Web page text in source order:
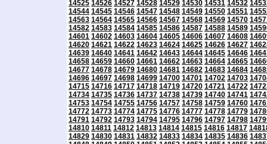
14525 14526 14527 14528 14529 14530 14531 14532
14544 14545 14546 14547 14548 14549 14550 14551
14563 14564 14565 14566 14567 14568 14569 14570
14582 14583 14584 14585 14586 14587 14588 14589
14601 14602 14603 14604 14605 14606 14607 14608
14620 14621 14622 14623 14624 14625 14626 14627
14639 14640 14641 14642 14643 14644 14645 14646
14658 14659 14660 14661 14662 14663 14664 14665
14677 14678 14679 14680 14681 14682 14683 14684
14696 14697 14698 14699 14700 14701 14702 14703
14715 14716 14717 14718 14719 14720 14721 14722
14734 14735 14736 14737 14738 14739 14740 14741
14753 14754 14755 14756 14757 14758 14759 14760
14772 14773 14774 14775 14776 14777 14778 14779
14791 14792 14793 14794 14795 14796 14797 14798
14810 14811 14812 14813 14814 14815 14816 14817
14829 14830 14831 14832 14833 14834 14835 14836